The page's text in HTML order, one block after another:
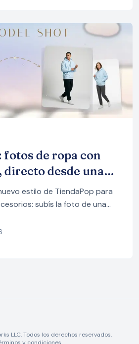
fotos de ropa con
directo desde una
estilo de TiendaPop para
subís la foto de una
como en un estudio
LLC. Todos los derechos reservados.